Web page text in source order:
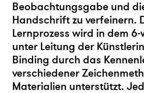
Beobachtungsgabe und
Handschrift zu verfeinern.
Lernprozess wird in dem
unter Leitung der
Binding durch das
verschiedener
Materialien unterstützt.